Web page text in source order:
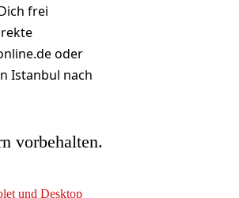
frei
oder
Istanbul nach
vorbehalten.
und Desktop